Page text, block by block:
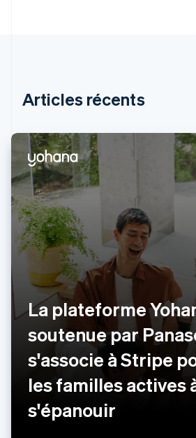
Articles récents
La plateforme
soutenue par
s'associe à Stripe
les familles actives
s'épanouir
Grèce
Hongrie
English
Inde
English
Irlande
English
Italie
ItalianoEnglish
Japon
日本語English
Lettonie
English
Liechtenstein
DeutschEnglish
Lituanie
Luxembourg
Malaisie
English
Malte